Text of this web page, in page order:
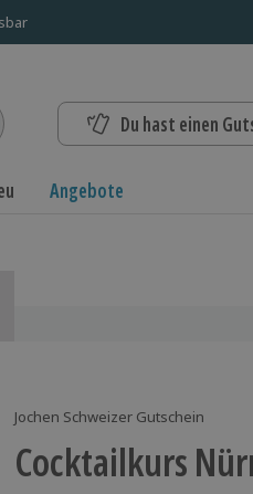
Du hast einen
Angebote
Jochen Schweizer Gutschein
Cocktailkurs